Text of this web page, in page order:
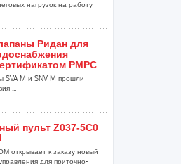
нагрузок на работу
Ридан для
РМРС
SVA M и SNV M прошли
...
пульт Z037-5C0
открывает к заказу новый
для приточно-